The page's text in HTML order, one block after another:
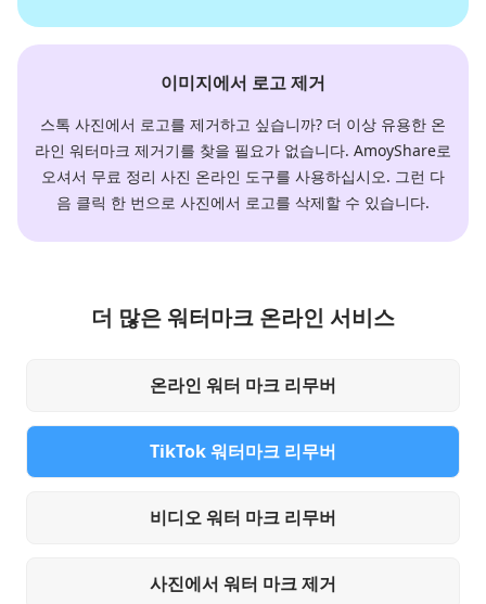
이미지에서 로고 제거
스톡 사진에서 로고를 제거하고 싶습니까? 더 이상 유용한 온
라인 워터마크 제거기를 찾을 필요가 없습니다. AmoyShare로
오셔서 무료 정리 사진 온라인 도구를 사용하십시오. 그런 다
음 클릭 한 번으로 사진에서 로고를 삭제할 수 있습니다.
더 많은 워터마크 온라인 서비스
온라인 워터 마크 리무버
TikTok 워터마크 리무버
비디오 워터 마크 리무버
사진에서 워터 마크 제거